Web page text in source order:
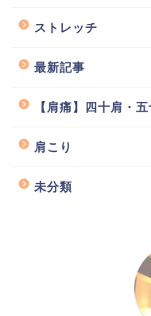
ストレッチ
最新記事
【肩痛】四十肩・
肩こり
未分類